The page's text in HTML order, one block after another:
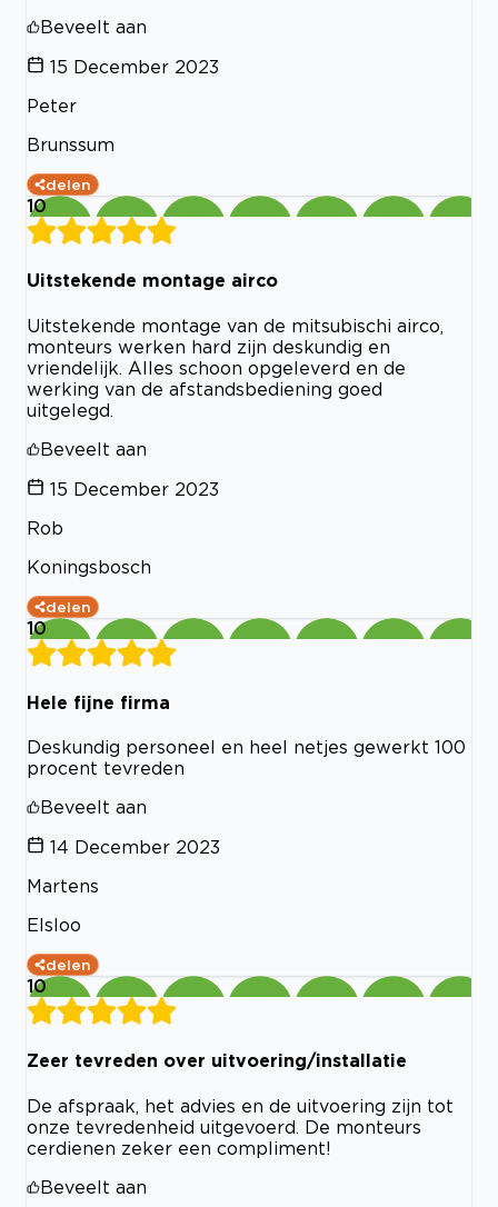
Beveelt aan
15 December 2023
Peter
Brunssum
delen
10
Uitstekende montage airco
Uitstekende montage van de mitsubischi airco,
monteurs werken hard zijn deskundig en
vriendelijk. Alles schoon opgeleverd en de
werking van de afstandsbediening goed
uitgelegd.
Beveelt aan
15 December 2023
Rob
Koningsbosch
delen
10
Hele fijne firma
Deskundig personeel en heel netjes gewerkt 100
procent tevreden
Beveelt aan
14 December 2023
Martens
Elsloo
delen
10
Zeer tevreden over uitvoering/installatie
De afspraak, het advies en de uitvoering zijn tot
onze tevredenheid uitgevoerd. De monteurs
cerdienen zeker een compliment!
Beveelt aan